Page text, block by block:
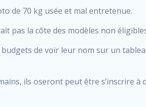
de 70 kg usée et mal entretenue.
pas la côte des modèles non
de voir leur nom sur un
ils oseront peut être s’inscrire à